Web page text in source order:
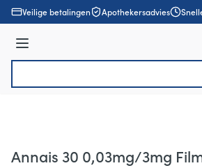
Ga naar de inhoud
Veilige betalingen Apothekersadvies
Menu
Annais 30 0,03mg/3mg